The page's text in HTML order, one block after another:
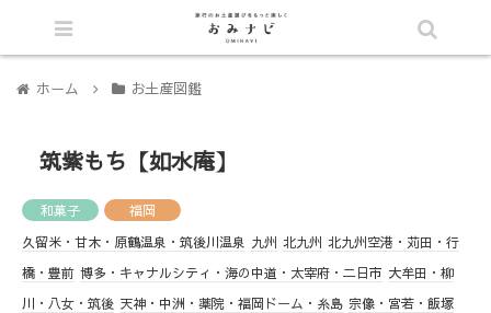
ホーム お土産図鑑
筑紫もち【如水庵】
和菓子
福岡
久留米・甘木・原鶴温泉・筑後川温泉 九州 北九州 北九州空港・苅田・行
橋・豊前 博多・キャナルシティ・海の中道・太宰府・二日市 大牟田・柳
川・八女・筑後 天神・中洲・薬院・福岡ドーム・糸島 宗像・宮若・飯塚
シェア